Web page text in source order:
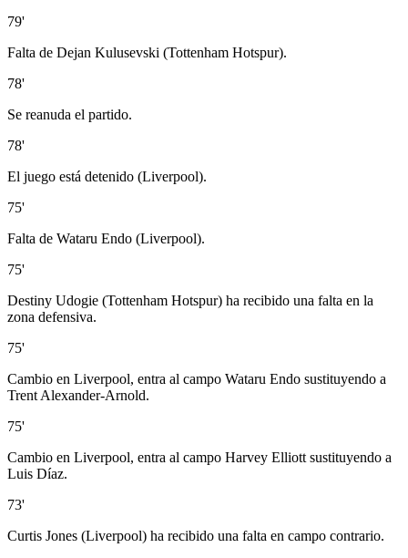
79'
Falta de Dejan Kulusevski (Tottenham Hotspur).
78'
Se reanuda el partido.
78'
El juego está detenido (Liverpool).
75'
Falta de Wataru Endo (Liverpool).
75'
Destiny Udogie (Tottenham Hotspur) ha recibido una falta en la
zona defensiva.
75'
Cambio en Liverpool, entra al campo Wataru Endo sustituyendo a
Trent Alexander-Arnold.
75'
Cambio en Liverpool, entra al campo Harvey Elliott sustituyendo a
Luis Díaz.
73'
Curtis Jones (Liverpool) ha recibido una falta en campo contrario.